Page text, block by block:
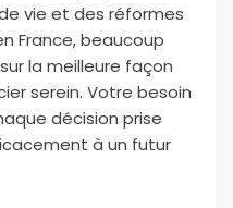
vie et des réformes
France, beaucoup
la meilleure façon
serein. Votre besoin
décision prise
à un futur